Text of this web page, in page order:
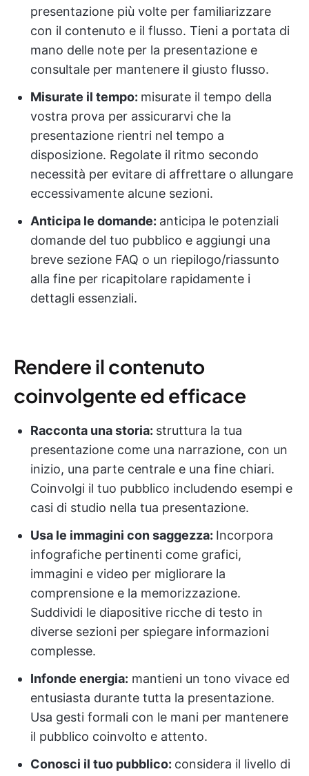
presentazione più volte per familiarizzare
con il contenuto e il flusso. Tieni a portata di
mano delle note per la presentazione e
consultale per mantenere il giusto flusso.
Misurate il tempo: misurate il tempo della
vostra prova per assicurarvi che la
presentazione rientri nel tempo a
disposizione. Regolate il ritmo secondo
necessità per evitare di affrettare o allungare
eccessivamente alcune sezioni.
Anticipa le domande: anticipa le potenziali
domande del tuo pubblico e aggiungi una
breve sezione FAQ o un riepilogo/riassunto
alla fine per ricapitolare rapidamente i
dettagli essenziali.
Rendere il contenuto
coinvolgente ed efficace
Racconta una storia: struttura la tua
presentazione come una narrazione, con un
inizio, una parte centrale e una fine chiari.
Coinvolgi il tuo pubblico includendo esempi e
casi di studio nella tua presentazione.
Usa le immagini con saggezza: Incorpora
infografiche pertinenti come grafici,
immagini e video per migliorare la
comprensione e la memorizzazione.
Suddividi le diapositive ricche di testo in
diverse sezioni per spiegare informazioni
complesse.
Infonde energia: mantieni un tono vivace ed
entusiasta durante tutta la presentazione.
Usa gesti formali con le mani per mantenere
il pubblico coinvolto e attento.
Conosci il tuo pubblico: considera il livello di